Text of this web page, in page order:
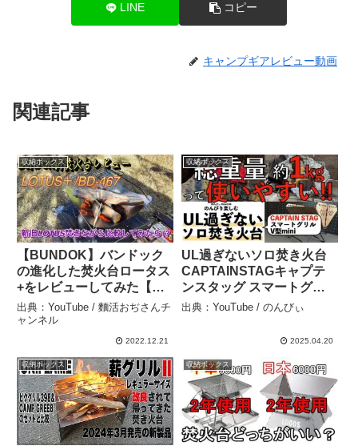
LINE コピー
キャンプギアレビュー動画
関連記事
収納ボックス
【BUNDOK】バンドック
の進化した焚火台ロータス
+をレビューしてみた【人
気焚火台】 – 麵活おぢさん
チャンネル
出典：YouTube / 麵活おぢさんチ
ャンネル
2022.12.21
収納ボックス
UL過ぎないソロ焚き火台
CAPTAINSTAGキャプテ
ンスタッグ スマートグリ
ルV型mini 総重量約1kgっ
ギア】 – のんびぃ
出典：YouTube / のんびぃ
2025.04.20
収納ボックス 収納ボックス